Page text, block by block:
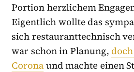
Portion herzlichem
Eigentlich wollte das
sich restauranttechnisch
war schon in Planung,
Coronaund machte einen